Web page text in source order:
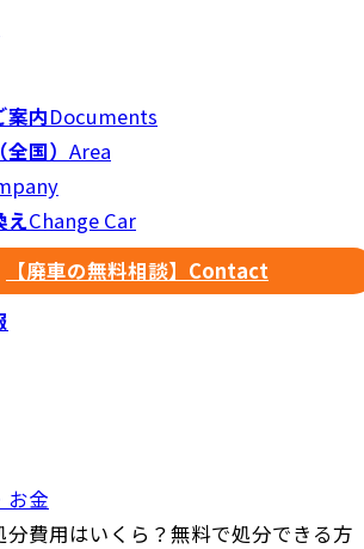
案内Documents
国） Area
えChange Car
【廃車の無料相談】 Contact
お金
分費用はいくら？無料で処分できる方